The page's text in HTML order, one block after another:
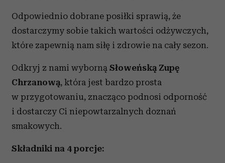
Odpowiednio dobrane posiłki sprawią, że
dostarczymy sobie takich wartości odżywczych,
które zapewnią nam siłę i zdrowie na cały sezon.
Odkryj z nami wyborną Słoweńską Zupę
Chrzanową, która jest bardzo prosta
w przygotowaniu, znacząco podnosi odporność
i dostarczy Ci niepowtarzalnych doznań
smakowych.
Składniki na 4 porcje: